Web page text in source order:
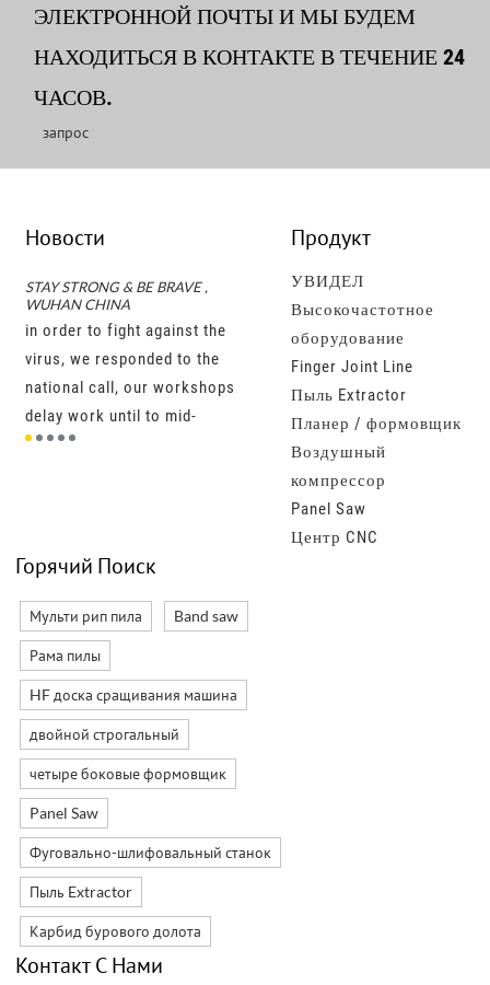
ЭЛЕКТРОННОЙ ПОЧТЫ И МЫ БУДЕМ
НАХОДИТЬСЯ В КОНТАКТЕ В ТЕЧЕНИЕ 24
ЧАСОВ.
запрос
Новости
STAY STRONG & BE BRAVE ,
WUHAN CHINA
in order to fight against the
virus, we responded to the
national call, our workshops
delay work until to mid-
feb,2020,while all our sales
2020 CNY Holiday Notice
dear all, our office is on cny
holiday from jan. 22nd, 2020
to feb.2nd, 2020 . we will be
back to continuously give
you the most considerate
service with full energy .
have good days ！ — from
keychain machinery
Продукт
УВИДЕЛ
Высокочастотное
оборудование
Finger Joint Line
Пыль Extractor
Планер / формовщик
Воздушный
компрессор
Panel Saw
Центр CNC
Горячий Поиск
Мульти рип пила Band saw
Рама пилы
HF доска сращивания машина
двойной строгальный
четыре боковые формовщик
Panel Saw
Фуговально-шлифовальный станок
Пыль Extractor
Карбид бурового долота
Контакт С Нами